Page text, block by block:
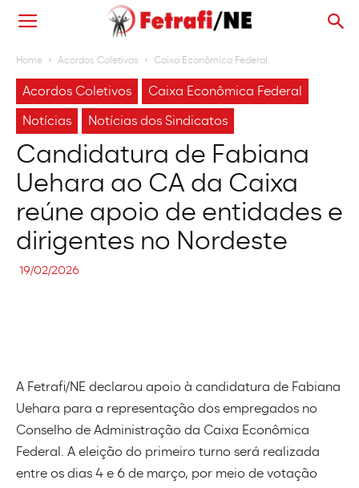
Home Acordos Coletivos Caixa Econômica Federal
Acordos Coletivos Caixa Econômica Federal
Notícias Notícias dos Sindicatos
Candidatura de Fabiana
Uehara ao CA da Caixa
reúne apoio de entidades e
dirigentes no Nordeste
19/02/2026
A Fetrafi/NE declarou apoio à candidatura de Fabiana
Uehara para a representação dos empregados no
Conselho de Administração da Caixa Econômica
Federal
. A eleição do primeiro turno será realizada
entre os dias 4 e 6 de março, por meio de votação